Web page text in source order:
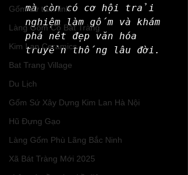
Gốm sứ tâm linh
Làng Gốm Cổ Bát Tràng
Kim Lan Ceramics
Bat Trang Village
Du Lịch
Gốm Sứ Xây Dựng Kim Lan Hà Nội
Hũ Đựng Gạo
Làng Gốm Phù Lãng Bắc Ninh
Xã Bát Tràng Mới 2025
mà còn có cơ hội trải
nghiệm làm gốm và khám
phá nét đẹp văn hóa
truyền thống lâu đời.